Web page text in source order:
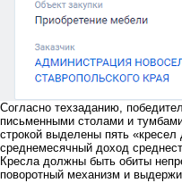
Согласно техзаданию,
письменными столами и
строкой выделены пять
среднемесячный доход
Кресла должны быть обиты
поворотный механизм и